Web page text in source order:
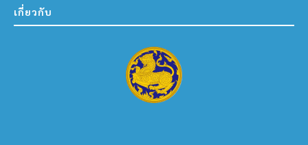
เกี่ยวกับ